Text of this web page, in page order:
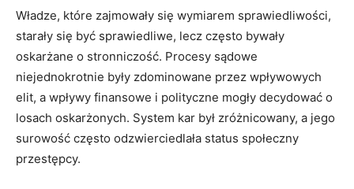
Władze, które zajmowały się wymiarem sprawiedliwości,
starały się być sprawiedliwe, lecz często bywały
oskarżane o stronniczość. Procesy sądowe
niejednokrotnie były zdominowane przez wpływowych
elit, a wpływy finansowe i polityczne mogły decydować o
losach oskarżonych. System kar był zróżnicowany, a jego
surowość często odzwierciedlała status społeczny
przestępcy.